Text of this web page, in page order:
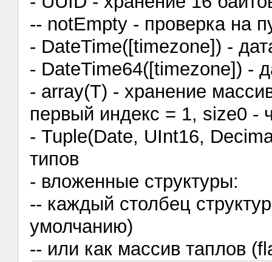
-- notEmpty - проверка на
- DateTime([timezone]) -
- DateTime64([timezone]) -
- array(T) - хранение
первый индекс = 1, size0 -
- Tuple(Date, UInt16,
типов
- вложенные структуры:
-- каждый столбец
умолчанию)
-- или как массив таплов